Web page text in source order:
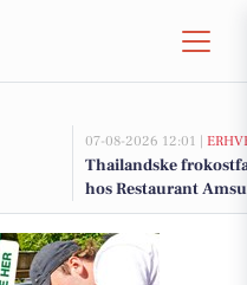
07-08-2026 12:01 |
Thailandske
hos Restaurant